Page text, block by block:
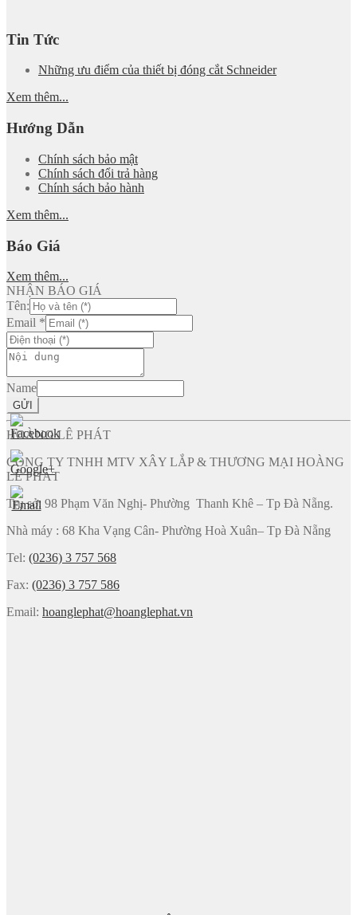
Tin Tức
Những ưu điểm của thiết bị đóng cắt Schneider
Xem thêm...
Hướng Dẫn
Chính sách bảo mật
Chính sách đổi trả hàng
Chính sách bảo hành
Xem thêm...
Báo Giá
Xem thêm...
NHẬN BÁO GIÁ
Tên:
Email *
Name
GỬI
HOÀNG LÊ PHÁT
CÔNG TY TNHH MTV XÂY LẮP & THƯƠNG MẠI HOÀNG
LÊ PHÁT
Trụ sở: 98 Phạm Văn Nghị- Phường Thanh Khê – Tp Đà Nẵng.
Nhà máy : 68 Kha Vạng Cân- Phường Hoà Xuân– Tp Đà Nẵng
Tel: (0236) 3 757 568
Fax: (0236) 3 757 586
Email: hoanglephat@hoanglephat.vn